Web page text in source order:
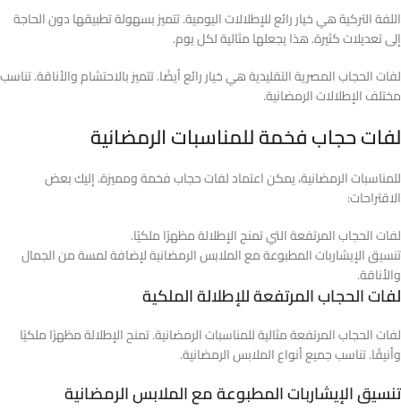
اللفة التركية هي خيار رائع للإطلالات اليومية. تتميز بسهولة تطبيقها دون الحاجة
إلى تعديلات كثيرة. هذا يجعلها مثالية لكل يوم.
لفات الحجاب المصرية التقليدية هي خيار رائع أيضًا. تتميز بالاحتشام والأناقة. تناسب
مختلف الإطلالات الرمضانية.
لفات حجاب فخمة للمناسبات الرمضانية
للمناسبات الرمضانية، يمكن اعتماد لفات حجاب فخمة ومميزة. إليك بعض
الاقتراحات:
لفات الحجاب المرتفعة التي تمنح الإطلالة مظهرًا ملكيًا.
تنسيق الإيشاربات المطبوعة مع الملابس الرمضانية لإضافة لمسة من الجمال
والأناقة.
لفات الحجاب المرتفعة للإطلالة الملكية
لفات الحجاب المرتفعة مثالية للمناسبات الرمضانية. تمنح الإطلالة مظهرًا ملكيًا
وأنيقًا. تناسب جميع أنواع الملابس الرمضانية.
تنسيق الإيشاربات المطبوعة مع الملابس الرمضانية